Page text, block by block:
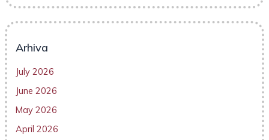
Arhiva
July 2026
June 2026
May 2026
April 2026